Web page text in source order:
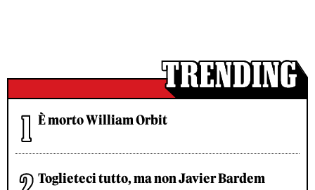
È morto William Orbit
Toglieteci tutto, ma non Javier Bardem